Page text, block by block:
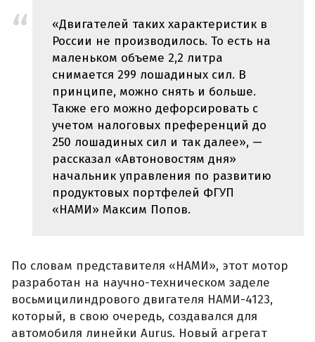
«Двигателей таких характеристик в
России не производилось. То есть на
маленьком объеме 2,2 литра
снимается 299 лошадиных сил. В
принципе, можно снять и больше.
Также его можно дефорсировать с
учетом налоговых преференций до
250 лошадиных сил и так далее», —
рассказал «Автоновостям дня»
начальник управления по развитию
продуктовых портфелей ФГУП
«НАМИ» Максим Попов.
По словам представителя «НАМИ», этот мотор
разработан на научно-техническом заделе
восьмицилиндрового двигателя НАМИ-4123,
который, в свою очередь, создавался для
автомобиля линейки Aurus. Новый агрегат